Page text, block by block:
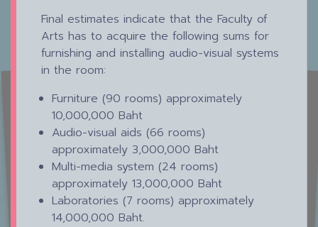
Final estimates indicate that the Faculty of
Arts has to acquire the following sums for
furnishing and installing audio-visual systems
in the room:
Furniture (90 rooms) approximately
10,000,000 Baht
Audio-visual aids (66 rooms)
approximately 3,000,000 Baht
Multi-media system (24 rooms)
approximately 13,000,000 Baht
Laboratories (7 rooms) approximately
14,000,000 Baht.